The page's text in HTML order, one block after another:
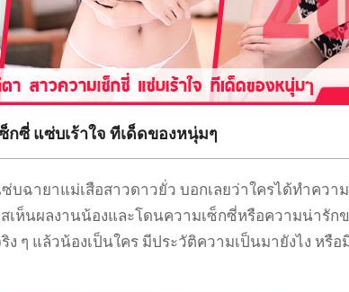
กซี่ แซ่บเร้าใจ ทีเด็ดของหนุ่มๆ
บฉายาแม่เสือสาวดาวยั่ว บอกเลยว่าใครได้ทำควา
เห็นผลงานน้องและโดนความเซ็กซี่หรือความน่ารัก
ๆ แล้วน้องเป็นใคร มีประวัติความเป็นมายังไง หรื